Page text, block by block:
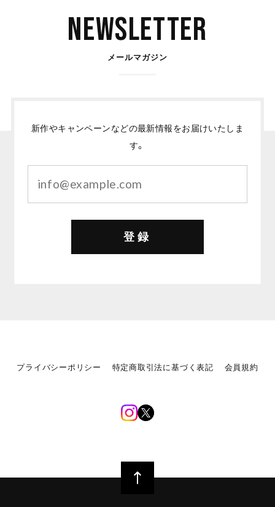
Newsletter
メールマガジン
新作やキャンペーンなどの最新情報をお届けいたしま
す。
登録
プライバシーポリシー 特定商取引法に基づく表記 会員規約